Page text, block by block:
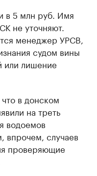
в 5 млн руб. Имя
не уточняют.
менеджер УРСВ,
судом вины
или лишение
, что в донском
на треть
водоемов
впрочем, случаев
проверяющие